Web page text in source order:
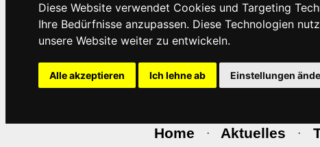
Diese Website verwendet Cookies und Targeting
Ihre Bedürfnisse anzupassen. Diese Technologien
unsere Website weiter zu entwickeln.
Alle akzeptieren Ich lehne ab Einstellungen
Home · Aktuelles ·